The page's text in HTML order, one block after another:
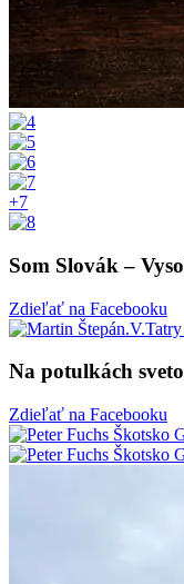
+7
Som Slovák –
Zdieľať na Facebooku
Na potulkách
Zdieľať na Facebooku